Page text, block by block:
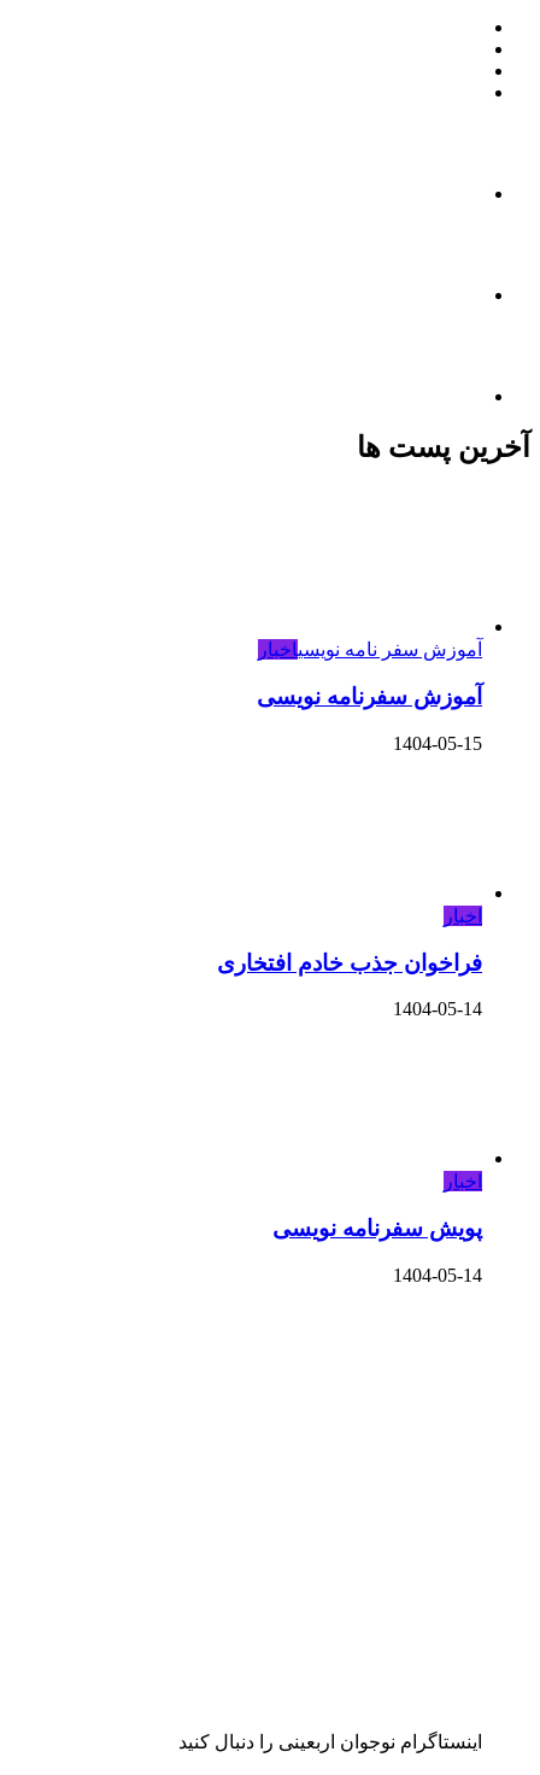
آخرین پست ها
آموزش سفر نامه نویسیاخبار
آموزش سفرنامه نویسی
1404-05-15
اخبار
فراخوان جذب خادم افتخاری
1404-05-14
اخبار
پویش سفرنامه نویسی
1404-05-14
اینستاگرام نوجوان اربعینی را دنبال کنید